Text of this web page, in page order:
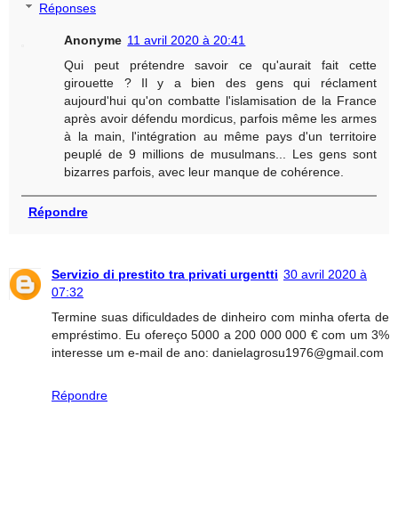
Réponses
Anonyme 11 avril 2020 à 20:41
Qui peut prétendre savoir ce qu'aurait fait cette
girouette ? Il y a bien des gens qui réclament
aujourd'hui qu'on combatte l'islamisation de la France
après avoir défendu mordicus, parfois même les armes
à la main, l'intégration au même pays d'un territoire
peuplé de 9 millions de musulmans... Les gens sont
bizarres parfois, avec leur manque de cohérence.
Répondre
Servizio di prestito tra privati urgentti 30 avril 2020 à
07:32
Termine suas dificuldades de dinheiro com minha oferta de
empréstimo. Eu ofereço 5000 a 200 000 000 € com um 3%
interesse um e-mail de ano: danielagrosu1976@gmail.com
Répondre